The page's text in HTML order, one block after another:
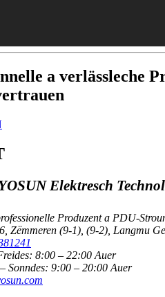
a verlässleche
Elektresch
Produzent a PDU-
Zëmmeren (9-1), (9-2), Langmu
8:00 – 22:00 Auer
Sonndes: 9:00 – 20:00 Auer